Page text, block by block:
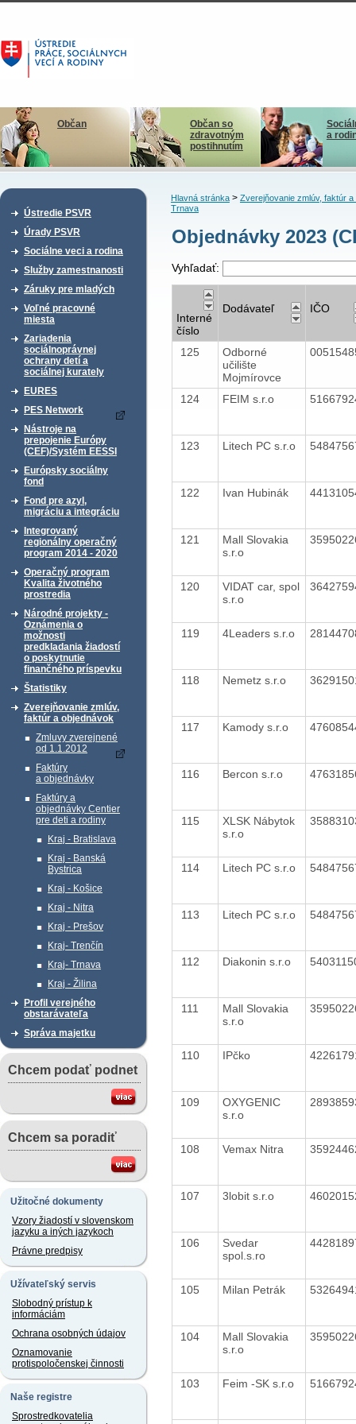
Občan
Občan so
zdravotným
postihnutím
a
Ústredie PSVR
Úrady PSVR
Sociálne veci a rodina
Služby zamestnanosti
Záruky pre mladých
Voľné pracovné
miesta
Zariadenia
sociálnoprávnej
ochrany detí a
sociálnej kurately
EURES
PES Network
Nástroje na
prepojenie Európy
(CEF)/Systém EESSI
Európsky sociálny
fond
Fond pre azyl,
migráciu a integráciu
Integrovaný
regionálny operačný
program 2014 - 2020
Operačný program
Kvalita životného
prostredia
Národné projekty -
Oznámenia o
možnosti
predkladania žiadostí
o poskytnutie
finančného príspevku
Štatistiky
Zverejňovanie zmlúv,
faktúr a objednávok
Zmluvy zverejnené
od 1.1.2012
Faktúry
a objednávky
Faktúry a
objednávky Centier
pre deti a rodiny
Kraj - Bratislava
Kraj - Banská
Bystrica
Kraj - Košice
Kraj - Nitra
Kraj - Prešov
Kraj- Trenčín
Kraj- Trnava
Kraj - Žilina
Profil verejného
obstarávateľa
Správa majetku
Chcem podať podnet
Chcem sa poradiť
Užitočné dokumenty
Vzory žiadostí v slovenskom
jazyku a iných jazykoch
Právne predpisy
Užívateľský servis
Slobodný prístup k
informáciám
Ochrana osobných údajov
Oznamovanie
protispoločenskej činnosti
Naše registre
Sprostredkovatelia
Hlavná stránka> Zverejňovanie zmlúv, faktúr a
Trnava
Objednávky 2023
Vyhľadať:
Interné
číslo
Dodávateľ IČO
125
Odborné
učilište
Mojmírovce
124 FEIM s.r.o
123 Litech PC s.r.o
122 Ivan Hubinák
121
Mall Slovakia
s.r.o
120
VIDAT car, spol
s.r.o
119 4Leaders s.r.o
118 Nemetz s.r.o
117 Kamody s.r.o
116 Bercon s.r.o
115
XLSK Nábytok
s.r.o
114 Litech PC s.r.o
113 Litech PC s.r.o
112 Diakonin s.r.o
111
Mall Slovakia
s.r.o
110 IPčko
109
OXYGENIC
s.r.o
108 Vemax Nitra
107 3lobit s.r.o
106
Svedar
spol.s.ro
105 Milan Petrák
104
Mall Slovakia
s.r.o
103 Feim -SK s.r.o